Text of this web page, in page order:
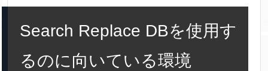
Search Replace DBを使用す
るのに向いている環境